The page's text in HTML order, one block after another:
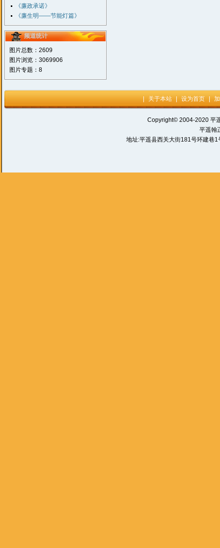
《廉政承诺》
《廉生明——节能灯篇》
频道统计
图片总数：2609
图片浏览：3069906
图片专题：8
关于本站 设为首页
Copyright© 2004-2020 平
平遥翰
地址:平遥县西关大街181号环建